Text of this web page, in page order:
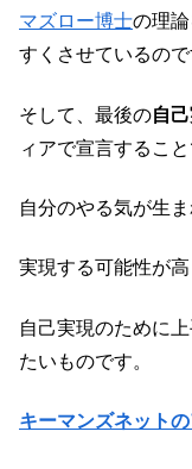
マズロー博士の理
すくさせているので
そして、最後の自
ィアで宣言するこ
自分のやる気が生
実現する可能性が
自己実現のために
たいものです。
キーマンズネット